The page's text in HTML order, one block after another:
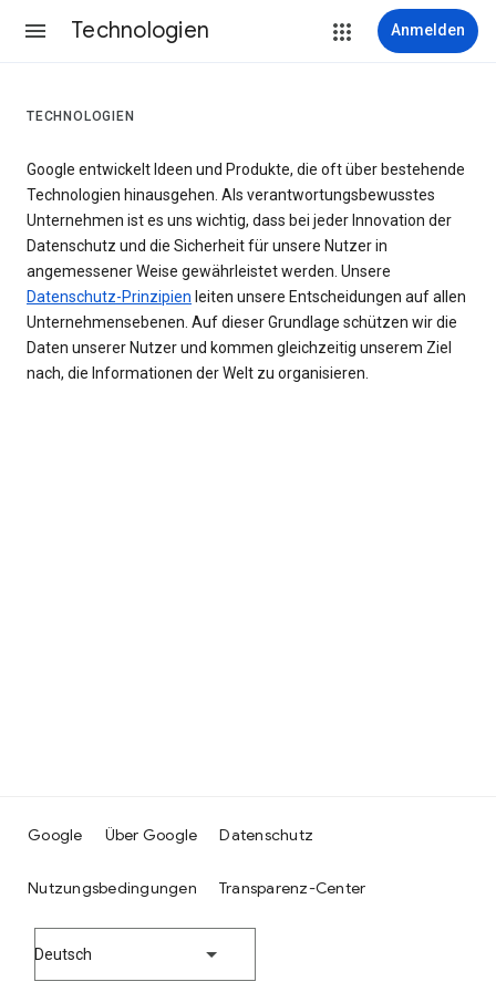
Technologien Anmelden
TECHNOLOGIEN
Google entwickelt Ideen und Produkte, die oft über bestehende
Technologien hinausgehen. Als verantwortungsbewusstes
Unternehmen ist es uns wichtig, dass bei jeder Innovation der
Datenschutz und die Sicherheit für unsere Nutzer in
angemessener Weise gewährleistet werden. Unsere
Datenschutz-Prinzipien leiten unsere Entscheidungen auf allen
Unternehmensebenen. Auf dieser Grundlage schützen wir die
Daten unserer Nutzer und kommen gleichzeitig unserem Ziel
nach, die Informationen der Welt zu organisieren.
Google Über Google Datenschutz
Nutzungsbedingungen Transparenz-Center
Deutsch